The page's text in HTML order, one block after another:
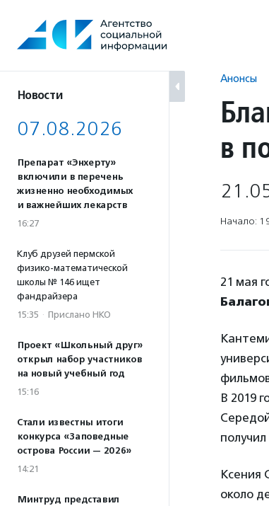
содержанию
Новости
07.08.2026
Препарат «Энхерту»
включили в перечень
жизненно необходимых
и важнейших лекарств
16:27
Клуб друзей пермской
физико-математической
школы № 146 ищет
фандрайзера
15:35 · Прислано НКО
Проект «Школьный друг»
открыл набор участников
на новый учебный год
15:16
Стали известны итоги
конкурса «Заповедные
острова России — 2026»
14:21
Минтруд представил
Анонсы
в
Начало:
21 мая
В 2019
Ксения
около